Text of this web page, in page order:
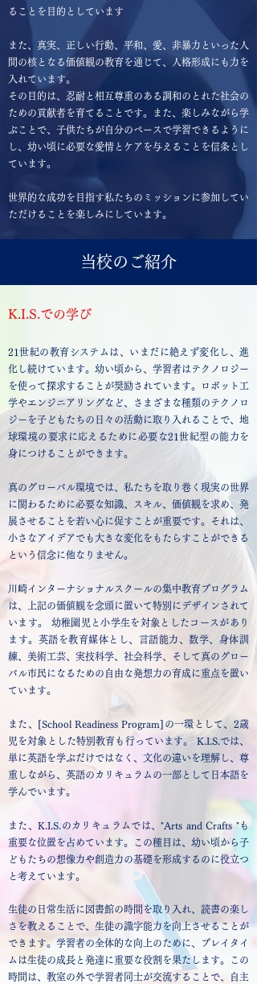
ることを目的としています
また、真実、正しい行動、平和、愛、非暴力といった人
間の核となる価値観の教育を通じて、人格形成にも力を
入れています。
その目的は、忍耐と相互尊重のある調和のとれた社会の
ための貢献者を育てることです。また、楽しみながら学
ぶことで、子供たちが自分のペースで学習できるように
し、幼い頃に必要な愛情とケアを与えることを信条とし
ています。
世界的な成功を目指す私たちのミッションに参加してい
ただけることを楽しみにしています。
当校のご紹介
K.I.S.での学び
21世紀の教育システムは、いまだに絶えず変化し、進
化し続けています。幼い頃から、学習者はテクノロジー
を使って探求することが奨励されています。ロボット工
学やエンジニアリングなど、さまざまな種類のテクノロ
ジーを子どもたちの日々の活動に取り入れることで、地
球環境の要求に応えるために必要な21世紀型の能力を
身につけることができます。
真のグローバル環境では、私たちを取り巻く現実の世界
に関わるために必要な知識、スキル、価値観を求め、発
展させることを若い心に促すことが重要です。それは、
小さなアイデアでも大きな変化をもたらすことができる
という信念に他なりません。
川崎インターナショナルスクールの集中教育プログラム
は、上記の価値観を念頭に置いて特別にデザインされて
います。 幼稚園児と小学生を対象としたコースがあり
ます。英語を教育媒体とし、言語能力、数学、身体訓
練、美術工芸、実技科学、社会科学、そして真のグロー
バル市民になるための自由な発想力の育成に重点を置い
ています。
また、[School Readiness Program]の一環として、2歳
児を対象とした特別教育も行っています。 K.I.S.では、
単に英語を学ぶだけではなく、文化の違いを理解し、尊
重しながら、英語のカリキュラムの一部として日本語を
学んでいます。
また、K.I.S.のカリキュラムでは、"Arts and Crafts "も
重要な位置を占めています。この種目は、幼い頃から子
どもたちの想像力や創造力の基礎を形成するのに役立つ
と考えています。
生徒の日常生活に図書館の時間を取り入れ、読書の楽し
さを教えることで、生徒の識字能力を向上させることが
できます。学習者の全体的な向上のために、プレイタイ
ムは生徒の成長と発達に重要な役割を果たします。この
時間は、教室の外で学習者同士が交流することで、自主